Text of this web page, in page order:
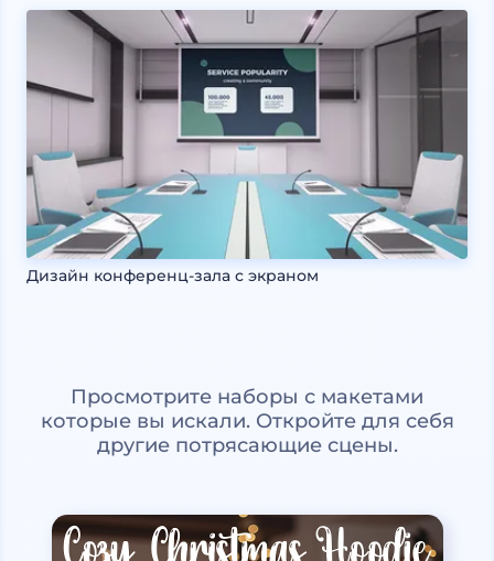
Дизайн конференц-зала с экраном
Просмотрите наборы с макетами
которые вы искали. Откройте для себя
другие потрясающие сцены.